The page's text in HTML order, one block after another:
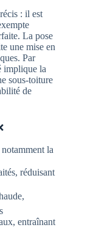
: il est
La pose
une mise en
Par
implique la
sous-toiture
de
la
réduisant
entraînant